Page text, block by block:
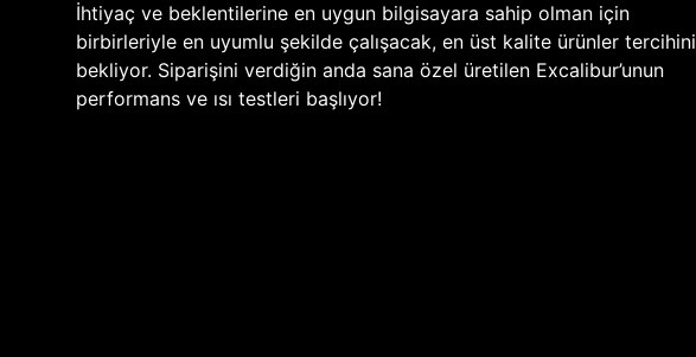
İhtiyaç ve beklentilerine en uygun bilgisayara sahip olman için
birbirleriyle en uyumlu şekilde çalışacak, en üst kalite ürünler tercihini
bekliyor. Siparişini verdiğin anda sana özel üretilen Excalibur’unun
performans ve ısı testleri başlıyor!